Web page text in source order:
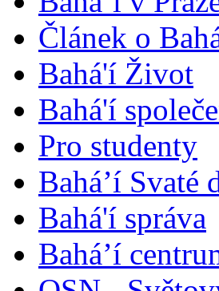
Článek o
Bahá'í Život
Bahá'í
Pro studenty
Bahá’í Svaté
Bahá'í správa
Bahá’í